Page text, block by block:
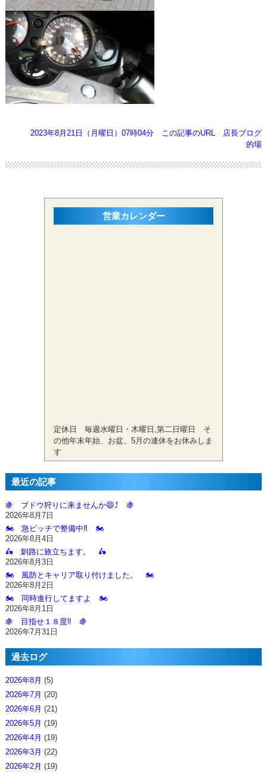
2023年8月21日（月曜日）07時04分 この記事のURL
店長ブログ
的場
営業カレンダー
定休日 毎週水曜日・木曜日,第二日曜日 そ
の他年末年始、お盆、5月の連休をお休みしま
す
最近の記事
🍇 ブドウ狩りに来ませんか😄⤴️ 🍇
2026年8月7日
🏍️ 急ピッチで整備中‼️ 🏍️
2026年8月4日
🛵 釧路に旅立ちます。 🛵
2026年8月3日
🏍️ 風防とキャリア取り付けました。 🏍️
2026年8月2日
🏍️ 同時進行してますよ 🏍️
2026年8月1日
🍇 目指せ１８度‼️ 🍇
2026年7月31日
過去ログ
2026年8月 (5)
2026年7月 (20)
2026年6月 (21)
2026年5月 (19)
2026年4月 (19)
2026年3月 (22)
2026年2月 (19)